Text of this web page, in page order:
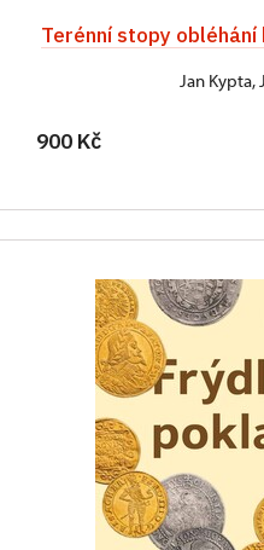
Terénní stopy
Jan Kypta,
900 Kč